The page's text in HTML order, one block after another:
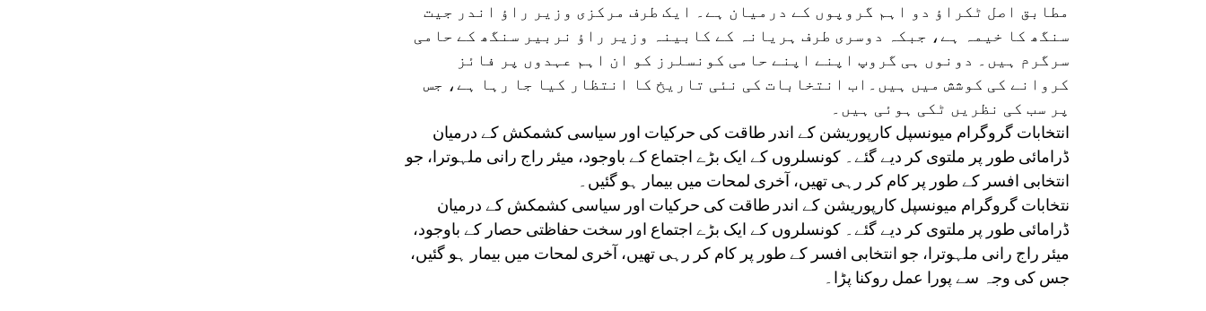
مطابق اصل ٹکراؤ دو اہم گروپوں کے درمیان ہے۔ ایک طرف مرکزی وزیر راؤ اندر جیت
سنگھ کا خیمہ ہے، جبکہ دوسری طرف ہریانہ کے کابینہ وزیر راؤ نربیر سنگھ کے حامی
سرگرم ہیں۔ دونوں ہی گروپ اپنے اپنے حامی کونسلرز کو ان اہم عہدوں پر فائز
کروانے کی کوشش میں ہیں۔اب انتخابات کی نئی تاریخ کا انتظار کیا جا رہا ہے، جس
پر سب کی نظریں ٹکی ہوئی ہیں۔
انتخابات گروگرام میونسپل کارپوریشن کے اندر طاقت کی حرکیات اور سیاسی کشمکش کے درمیان
ڈرامائی طور پر ملتوی کر دیے گئے۔ کونسلروں کے ایک بڑے اجتماع کے باوجود، میئر راج رانی ملہوترا، جو
انتخابی افسر کے طور پر کام کر رہی تھیں، آخری لمحات میں بیمار ہو گئیں۔
نتخابات گروگرام میونسپل کارپوریشن کے اندر طاقت کی حرکیات اور سیاسی کشمکش کے درمیان
ڈرامائی طور پر ملتوی کر دیے گئے۔ کونسلروں کے ایک بڑے اجتماع اور سخت حفاظتی حصار کے باوجود،
میئر راج رانی ملہوترا، جو انتخابی افسر کے طور پر کام کر رہی تھیں، آخری لمحات میں بیمار ہو گئیں،
جس کی وجہ سے پورا عمل روکنا پڑا۔